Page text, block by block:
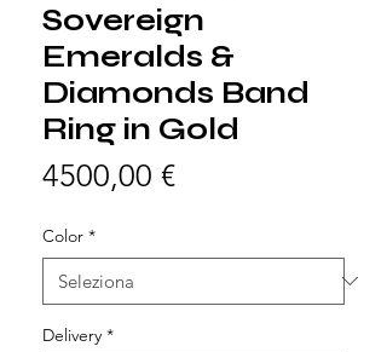
Sovereign
Emeralds &
Diamonds Band
Ring in Gold
4500,00 €Prezzo
Color *
Delivery *